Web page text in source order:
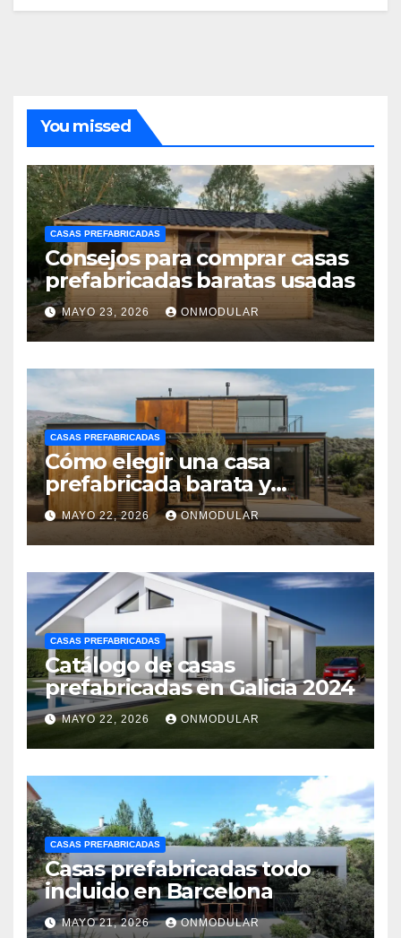
You missed
CASAS PREFABRICADAS
Consejos para comprar casas
prefabricadas baratas usadas
MAYO 23, 2026 ONMODULAR
CASAS PREFABRICADAS
Cómo elegir una casa
prefabricada barata y
moderna
MAYO 22, 2026 ONMODULAR
CASAS PREFABRICADAS
Catálogo de casas
prefabricadas en Galicia 2024
MAYO 22, 2026 ONMODULAR
CASAS PREFABRICADAS
Casas prefabricadas todo
incluido en Barcelona
MAYO 21, 2026 ONMODULAR